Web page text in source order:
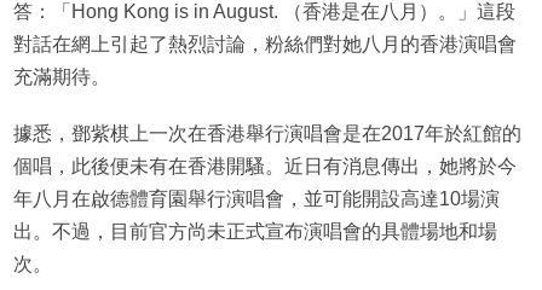
答：「Hong Kong is in August. （香港是在八月）。」這段
對話在網上引起了熱烈討論，粉絲們對她八月的香港演唱會
充滿期待。
據悉，鄧紫棋上一次在香港舉行演唱會是在2017年於紅館的
個唱，此後便未有在香港開騷。近日有消息傳出，她將於今
年八月在啟德體育園舉行演唱會，並可能開設高達10場演
出。不過，目前官方尚未正式宣布演唱會的具體場地和場
次。